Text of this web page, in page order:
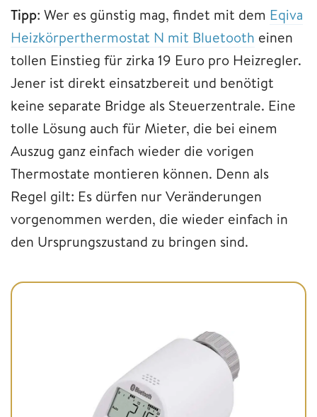
Tipp: Wer es günstig mag, findet mit dem Eqiva
Heizkörperthermostat N mit Bluetooth einen
tollen Einstieg für zirka 19 Euro pro Heizregler.
Jener ist direkt einsatzbereit und benötigt
keine separate Bridge als Steuerzentrale. Eine
tolle Lösung auch für Mieter, die bei einem
Auszug ganz einfach wieder die vorigen
Thermostate montieren können. Denn als
Regel gilt: Es dürfen nur Veränderungen
vorgenommen werden, die wieder einfach in
den Ursprungszustand zu bringen sind.